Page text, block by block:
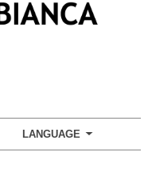
LANGUAGE